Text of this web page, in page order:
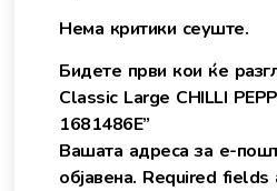
Нема критики сеуште.
Бидете први кои ќе
Classic Large CHILLI
1681486E”
Вашата адреса за е-
објавена. Required fields